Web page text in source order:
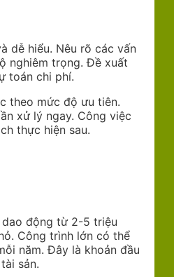
dễ hiểu. Nêu rõ các vấn
nghiêm trọng. Đề xuất
toán chi phí.
theo mức độ ưu tiên.
xử lý ngay. Công việc
thực hiện sau.
động từ 2-5 triệu
Công trình lớn có thể
năm. Đây là khoản đầu
sản.